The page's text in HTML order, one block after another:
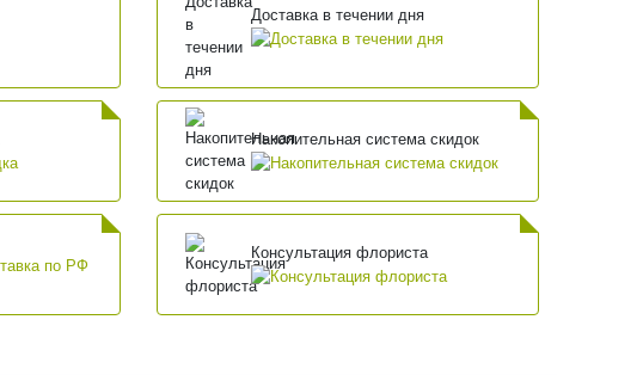
Доставка в течении дня
Накопительная система скидок
Консультация флориста